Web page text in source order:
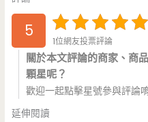
5
1位網友投票評論
關於本文評論的商家、商
顆星呢？
歡迎一起點擊星號參與評論
延伸閱讀